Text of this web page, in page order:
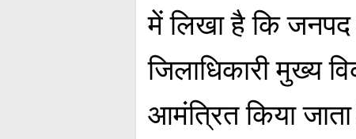
में लिखा है कि
जिलाधिकारी मुख्य
आमंत्रित किया